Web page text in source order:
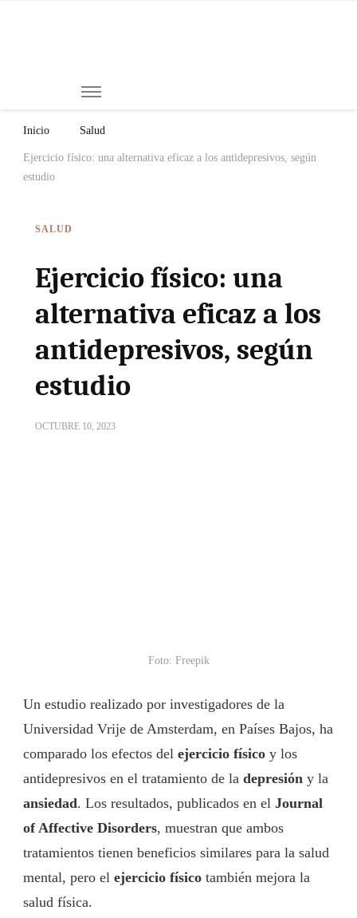
Inicio Salud
Ejercicio físico: una alternativa eficaz a los antidepresivos, según
estudio
SALUD
Ejercicio físico: una
alternativa eficaz a los
antidepresivos, según
estudio
OCTUBRE 10, 2023
Foto: Freepik
Un estudio realizado por investigadores de la
Universidad Vrije de Amsterdam, en Países Bajos, ha
comparado los efectos del ejercicio físico y los
antidepresivos en el tratamiento de la depresión y la
ansiedad. Los resultados, publicados en el Journal
of Affective Disorders, muestran que ambos
tratamientos tienen beneficios similares para la salud
mental, pero el ejercicio físico también mejora la
salud física.